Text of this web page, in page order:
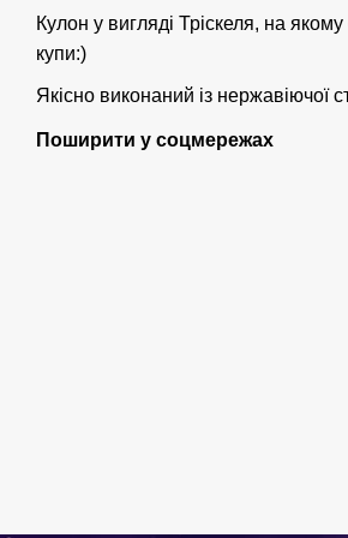
Кулон у вигляді Тріскеля, на
купи:)
Якісно виконаний із нержавіючої
Поширити у соцмережах